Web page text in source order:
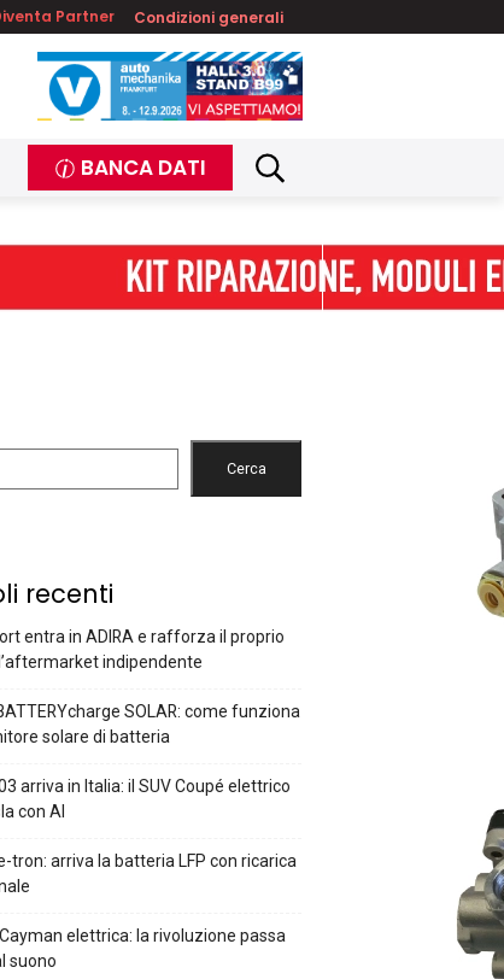
Partner Condizioni generali
BANCA DATI
Cerca
recenti
entra in ADIRA e rafforza il proprio
indipendente
SOLAR: come funziona
solare di batteria
arriva in Italia: il SUV Coupé elettrico
con AI
tron: arriva la batteria LFP con ricarica
elettrica: la rivoluzione passa
suono